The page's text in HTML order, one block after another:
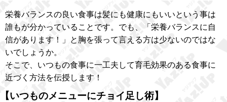
栄養バランスの良い食事は髪にも健康にもいいという事は
誰もが分かっていることです。でも、「栄養バランスに自
信があります！」と胸を張って言える方は少ないのではな
いでしょうか。
そこで、いつもの食事に一工夫して育毛効果のある食事に
近づく方法を伝授します！
【いつものメニューにチョイ足し術】